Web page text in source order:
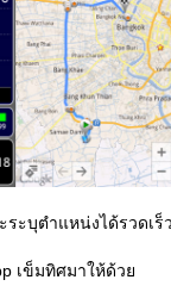
ะบุตำแหน่งได้รวดเร็
เข็มทิศมาให้ด้ว